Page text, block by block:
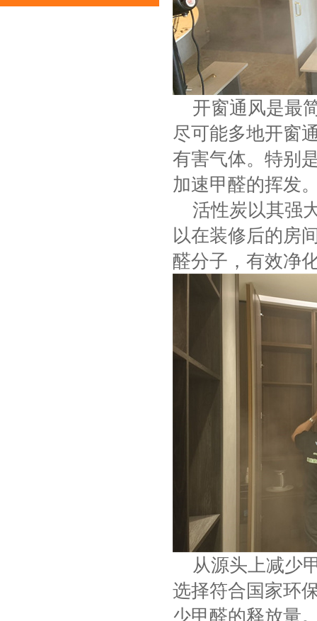
开窗通风是最
尽可能多地开窗
有害气体。特别
加速甲醛的挥发
活性炭以其强
以在装修后的房
醛分子，有效净
从源头上减少
选择符合国家环
少甲醛的释放量